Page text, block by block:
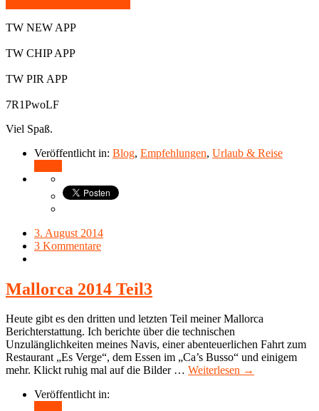
TW NEW APP
TW CHIP APP
TW PIR APP
7R1PwoLF
Viel Spaß.
Veröffentlicht in: Blog, Empfehlungen, Urlaub & Reise
3. August 2014
3 Kommentare
Mallorca 2014 Teil3
Heute gibt es den dritten und letzten Teil meiner Mallorca
Berichterstattung. Ich berichte über die technischen
Unzulänglichkeiten meines Navis, einer abenteuerlichen Fahrt zum
Restaurant „Es Verge“, dem Essen im „Ca’s Busso“ und einigem
mehr. Klickt ruhig mal auf die Bilder … Weiterlesen →
Veröffentlicht in: